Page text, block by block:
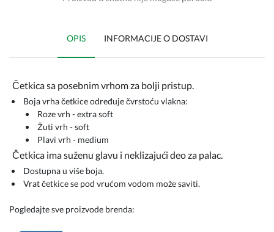
OPIS INFORMACIJE O DOSTAVI
Četkica sa posebnim vrhom za bolji pristup.
Boja vrha četkice određuje čvrstoću vlakna:
Roze vrh - extra soft
Žuti vrh - soft
Plavi vrh - medium
Četkica ima suženu glavu i neklizajući deo za palac.
Dostupna u više boja.
Vrat četkice se pod vrućom vodom može saviti.
Pogledajte sve proizvode brenda: